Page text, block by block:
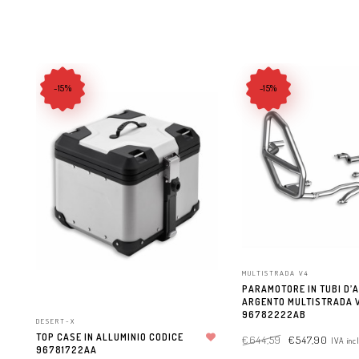
-15%
DESERT-X
TOP CASE IN ALLUMINIO CODICE
96781722AA
-15%
MULTISTRADA V4
PARAMOTORE IN TUBI
ARGENTO MULTISTRADA
96782222AB
€644,59 €547,90 IVA